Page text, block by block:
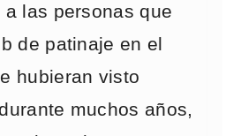
las personas que
de patinaje en el
hubieran visto
muchos años,